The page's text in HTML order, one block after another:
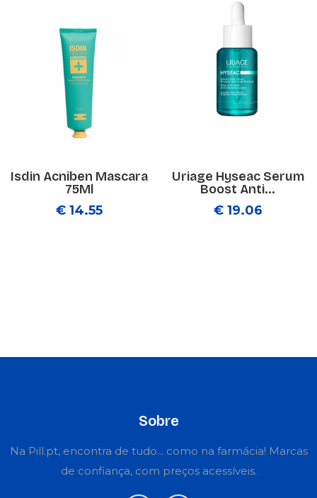
Isdin Acniben Mascara
75Ml
€ 14.55
Uriage Hyseac Serum
Boost Anti...
€ 19.06
Sobre
Na Pill.pt, encontra de tudo... como na farmácia! Marcas
de confiança, com preços acessíveis.